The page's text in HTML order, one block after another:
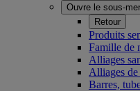
Ouvre le sous-
Retour
Produits
Famille de
Alliages
Alliages
Barres,